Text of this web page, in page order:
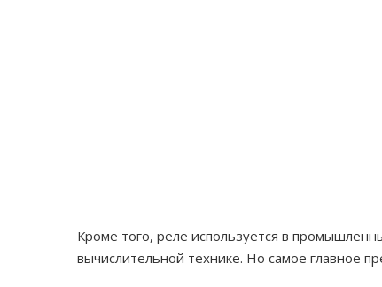
Кроме того, реле используется в
вычислительной технике. Но самое главное